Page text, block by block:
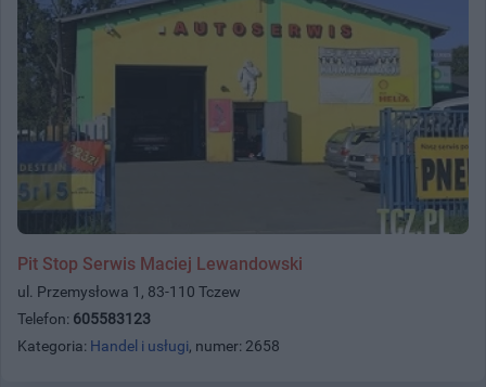
Pit Stop Serwis Maciej Lewandowski
ul. Przemysłowa 1, 83-110 Tczew
Telefon: 605583123
Kategoria: Handel i usługi, numer: 2658